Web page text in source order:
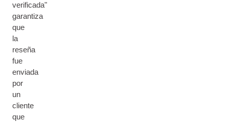
verificada"
garantiza
que
la
reseña
fue
enviada
por
un
cliente
que